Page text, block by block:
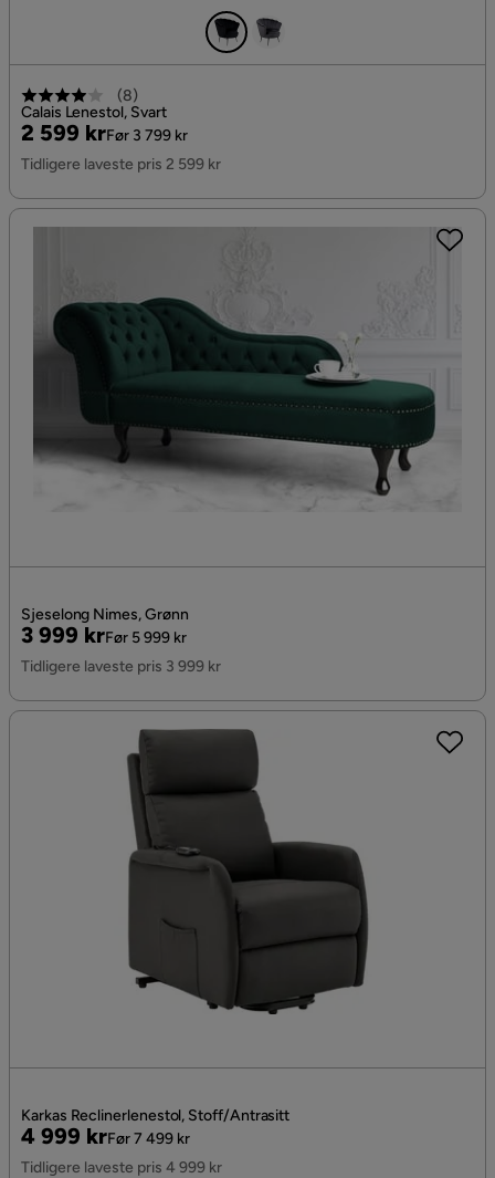
(8)
Calais Lenestol, Svart
Pris
2 599 kr
Original
Pris
Før 3 799 kr
Tidligere laveste pris 2 599 kr
Sjeselong Nimes, Grønn
Pris
3 999 kr
Original
Pris
Før 5 999 kr
Tidligere laveste pris 3 999 kr
Karkas Reclinerlenestol, Stoff/Antrasitt
Pris
4 999 kr
Original
Pris
Før 7 499 kr
Tidligere laveste pris 4 999 kr